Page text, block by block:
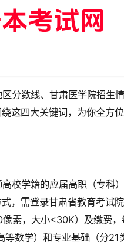
分数线、甘肃医学院招生
这四大关键词，为你全方
校学籍的应届高职（专科
，需登录甘肃省教育考试
素，大小<30K）及缴费
数学）和专业基础（分